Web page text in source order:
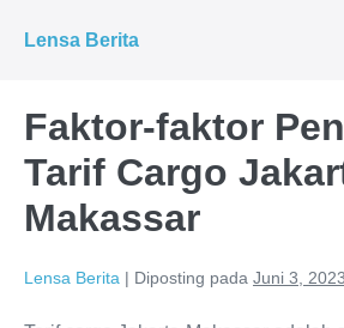
Lensa Berita
Faktor-faktor
Tarif Cargo
Makassar
Lensa Berita | Diposting pada Juni 3, 2023